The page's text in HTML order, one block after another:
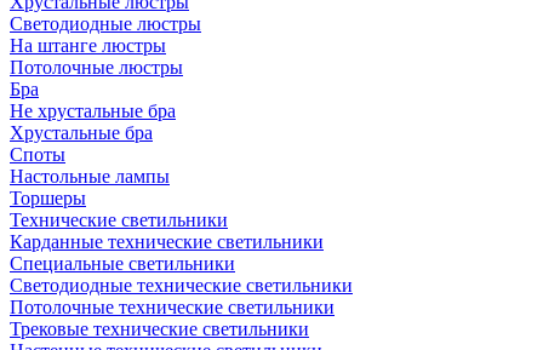
Светодиодные люстры
На штанге люстры
Потолочные люстры
Бра
Не хрустальные бра
Хрустальные бра
Споты
Настольные лампы
Торшеры
Технические светильники
Карданные технические светильники
Специальные светильники
Светодиодные технические светильники
Потолочные технические светильники
Трековые технические светильники